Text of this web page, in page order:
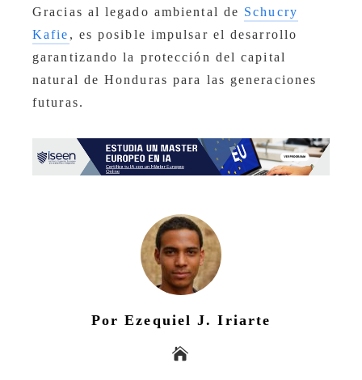
Gracias al legado ambiental de Schucry
Kafie , es posible impulsar el desarrollo
garantizando la protección del capital
natural de Honduras para las generaciones
futuras.
Por Ezequiel J. Iriarte